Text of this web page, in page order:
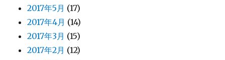
2017年5月 (17)
2017年4月 (14)
2017年3月 (15)
2017年2月 (12)